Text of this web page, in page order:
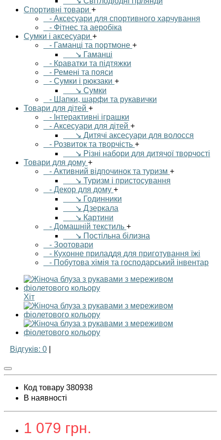
Спортивні товари +
- Аксесуари для спортивного харчування
- Фітнес та аеробіка
Сумки і аксесуари +
- Гаманці та портмоне +
↘ Гаманці
- Краватки та підтяжки
- Ремені та пояси
- Сумки і рюкзаки +
↘ Сумки
- Шапки, шарфи та рукавички
Товари для дітей +
- Інтерактивні іграшки
- Аксесуари для дітей +
↘ Дитячі аксесуари для волосся
- Розвиток та творчість +
↘ Різні набори для дитячої творчості
Товари для дому +
- Активний відпочинок та туризм +
↘ Туризм і пристосування
- Декор для дому +
↘ Годинники
↘ Дзеркала
↘ Картини
- Домашній текстиль +
↘ Постільна білизна
- Зоотовари
- Кухонне приладдя для приготування їжі
- Побутова хімія та господарський інвентар
Хіт
Відгуків: 0
Код товару 380938
В наявності
1 079 грн.